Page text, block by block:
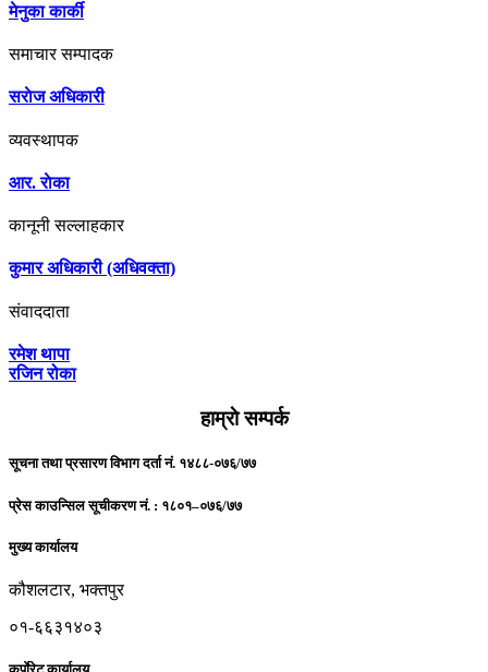
मेनुका कार्की
समाचार सम्पादक
सराेज अधिकारी
व्यवस्थापक
आर. राेका
कानूनी सल्लाहकार
कुमार अधिकारी (अधिवक्ता)
संवाददाता
रमेश थापा
रजिन रोका
हाम्राे सम्पर्क
सूचना तथा प्रसारण विभाग दर्ता नं. १४८८-०७६/७७
प्रेस काउन्सिल सूचीकरण नं. : १८०१–०७६/७७
मुख्य कार्यालय
कौशलटार, भक्तपुर
०१-६६३१४०३